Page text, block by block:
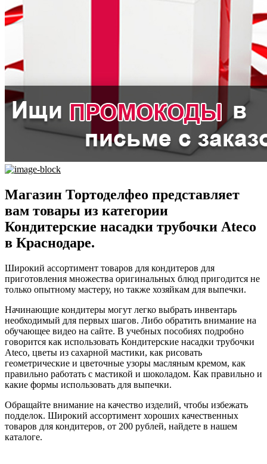
Магазин Тортоделфео представляет
вам товары из категории
Кондитерские насадки трубочки Ateco
в Краснодаре.
Широкий ассортимент товаров для кондитеров для
приготовления множества оригинальных блюд пригодится не
только опытному мастеру, но также хозяйкам для выпечки.
Начинающие кондитеры могут легко выбрать инвентарь
необходимый для первых шагов. Либо обратить внимание на
обучающее видео на сайте. В учебных пособиях подробно
говорится как использовать Кондитерские насадки трубочки
Ateco, цветы из сахарной мастики, как рисовать
геометрические и цветочные узоры масляным кремом, как
правильно работать с мастикой и шоколадом. Как правильно и
какие формы использовать для выпечки.
Обращайте внимание на качество изделий, чтобы избежать
подделок. Широкий ассортимент хороших качественных
товаров для кондитеров, от 200 рублей, найдете в нашем
каталоге.